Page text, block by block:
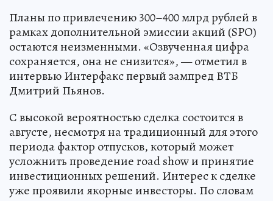
Планы по привлечению 300–400 млрд рублей в
рамках дополнительной эмиссии акций (SPO)
остаются неизменными. «Озвученная цифра
сохраняется, она не снизится», — отметил в
интервью Интерфакс первый зампред ВТБ
Дмитрий Пьянов.
С высокой вероятностью сделка состоится в
августе, несмотря на традиционный для этого
периода фактор отпусков, который может
усложнить проведение road show и принятие
инвестиционных решений. Интерес к сделке
уже проявили якорные инвесторы. По словам